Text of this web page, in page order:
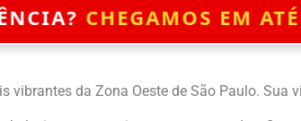
30 MINUTOS—
vibrantes da Zona Oeste de São Paulo.